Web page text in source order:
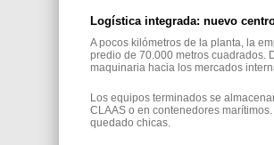
Logística integrada: nuevo
A pocos kilómetros de la planta, la
predio de 70.000 metros cuadrados.
maquinaria hacia los mercados
Los equipos terminados se
CLAAS o en contenedores
quedado chicas.